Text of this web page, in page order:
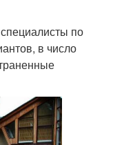
по
в число